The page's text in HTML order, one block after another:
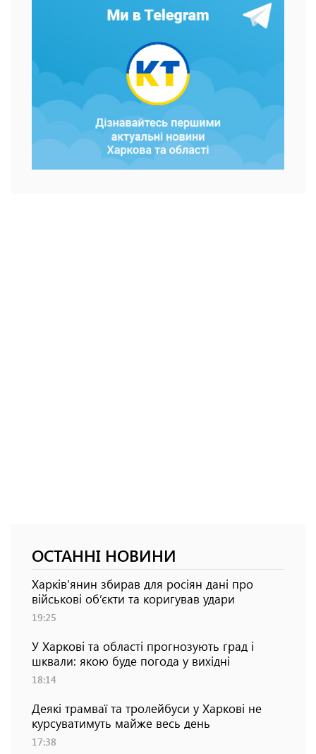
ОСТАННІ НОВИНИ
Харків’янин збирав для росіян дані про
військові об’єкти та коригував удари
19:25
У Харкові та області прогнозують град і
шквали: якою буде погода у вихідні
18:14
Деякі трамваї та тролейбуси у Харкові не
курсуватимуть майже весь день
17:38